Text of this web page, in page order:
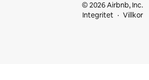
© 2026 Airbnb, Inc.
Integritet
Villkor